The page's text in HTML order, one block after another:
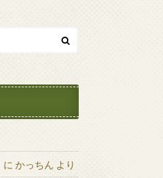
に かっちん より